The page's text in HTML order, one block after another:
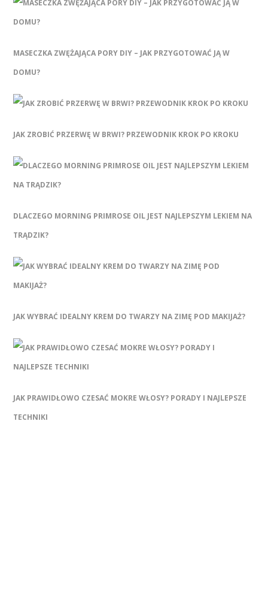
MASECZKA ZWĘŻAJĄCA PORY DIY – JAK PRZYGOTOWAĆ JĄ W
DOMU?
JAK ZROBIĆ PRZERWĘ W BRWI? PRZEWODNIK KROK PO KROKU
DLACZEGO MORNING PRIMROSE OIL JEST NAJLEPSZYM LEKIEM NA
TRĄDZIK?
JAK WYBRAĆ IDEALNY KREM DO TWARZY NA ZIMĘ POD MAKIJAŻ?
JAK PRAWIDŁOWO CZESAĆ MOKRE WŁOSY? PORADY I NAJLEPSZE
TECHNIKI